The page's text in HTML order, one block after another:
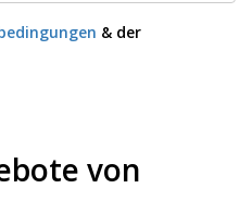
& der
von